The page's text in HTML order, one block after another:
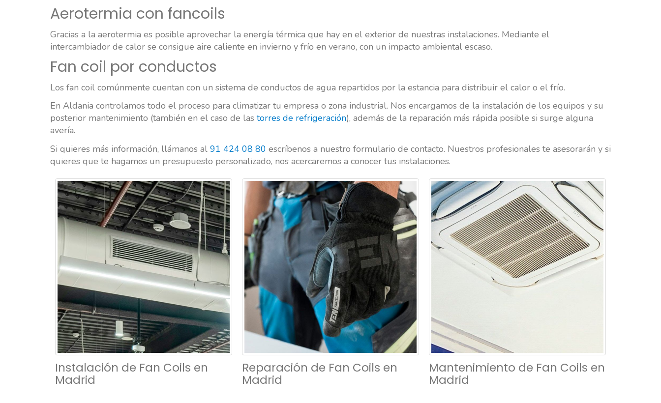
Aerotermia con fancoils
Gracias a la aerotermia es posible aprovechar la energía térmica que hay en el exterior de nuestras instalaciones. Mediante el
intercambiador de calor se consigue aire caliente en invierno y frío en verano, con un impacto ambiental escaso.
Fan coil por conductos
Los fan coil comúnmente cuentan con un sistema de conductos de agua repartidos por la estancia para distribuir el calor o el frío.
En Aldania controlamos todo el proceso para climatizar tu empresa o zona industrial. Nos encargamos de la instalación de los equipos y su
posterior mantenimiento (también en el caso de las torres de refrigeración), además de la reparación más rápida posible si surge alguna
avería.
Si quieres más información, llámanos al 91 424 08 80 escríbenos a nuestro formulario de contacto. Nuestros profesionales te asesorarán y si
quieres que te hagamos un presupuesto personalizado, nos acercaremos a conocer tus instalaciones.
Instalación de Fan Coils en
Madrid
Reparación de Fan Coils en
Madrid
Mantenimiento de Fan Coils en
Madrid